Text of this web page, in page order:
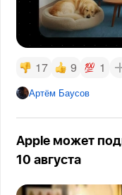
17 9 1
Артём Баусов
Apple может
10 августа